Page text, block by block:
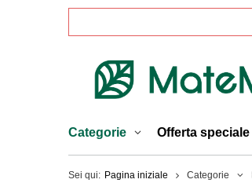
Categorie Offerta speciale
Sei qui: Pagina iniziale Categorie